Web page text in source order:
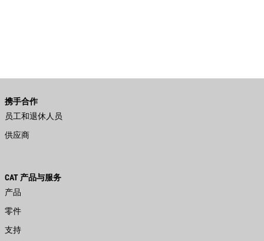
携手合作
员工和退休人员
供应商
CAT 产品与服务
产品
零件
支持